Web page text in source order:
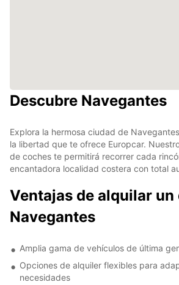
Descubre Navegantes
Explora la hermosa ciudad de
la libertad que te ofrece Europcar.
de coches te permitirá recorrer cada
encantadora localidad costera con total
Ventajas de alquilar un
Navegantes
Amplia gama de vehículos de última
Opciones de alquiler flexibles para
necesidades